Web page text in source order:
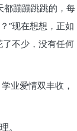
都蹦蹦跳跳的，每
”现在想想，正如
不少，没有任何
业爱情双丰收，
。